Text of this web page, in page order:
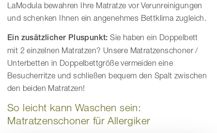
LaModula bewahren Ihre Matratze vor Verunreinigungen
und schenken Ihnen ein angenehmes Bettklima zugleich.
Ein zusätzlicher Pluspunkt:Sie haben ein Doppelbett
mit 2 einzelnen Matratzen? Unsere Matratzenschoner /
Unterbetten in Doppelbettgröße vermeiden eine
Besucherritze und schließen bequem den Spalt zwischen
den beiden Matratzen!
So leicht kann Waschen sein:
Matratzenschoner für Allergiker